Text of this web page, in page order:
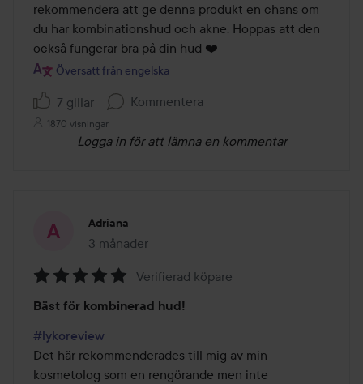
rekommendera att ge denna produkt en chans om
du har kombinationshud och akne. Hoppas att den
också fungerar bra på din hud ❤️
Översatt från engelska
7 gillar Kommentera
1870 visningar
Logga in för att lämna en kommentar
Adriana
3 månader
Inlägget skapades 3 månader
5
av
5
Verifierad köpare
Bäst för kombinerad hud!
#lykoreview
Det här rekommenderades till mig av min
kosmetolog som en rengörande men inte